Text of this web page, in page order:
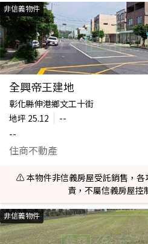
非信義物件
全興帝王建地
彰化縣伸港鄉文工十街
地坪 25.12
--
--
住商不動產
⚠️ 本物件非信義房屋受託銷售，各
責，不屬信義房屋控
非信義物件